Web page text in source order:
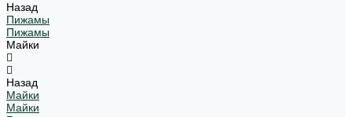
Назад
Пижамы
Пижамы
Майки
Назад
Майки
Майки